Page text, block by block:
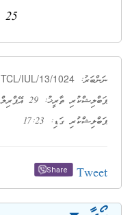
25 އޭޕްރިލް 2013
ނަންބަރު: TCL/IUL/13/1024
ޕަބްލިޝްކުރި ތާރީޚު: 29 އޭޕްރިލް 2013
ޕަބްލިޝްކުރި ގަޑި: 17:23
Tweet
Share